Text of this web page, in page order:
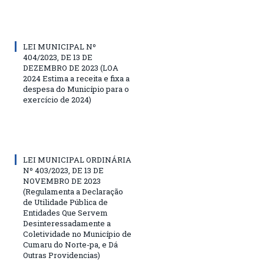
LEI MUNICIPAL Nº
404/2023, DE 13 DE
DEZEMBRO DE 2023 (LOA
2024 Estima a receita e fixa a
despesa do Município para o
exercício de 2024)
LEI MUNICIPAL ORDINÁRIA
Nº 403/2023, DE 13 DE
NOVEMBRO DE 2023
(Regulamenta a Declaração
de Utilidade Pública de
Entidades Que Servem
Desinteressadamente a
Coletividade no Município de
Cumaru do Norte-pa, e Dá
Outras Providencias)